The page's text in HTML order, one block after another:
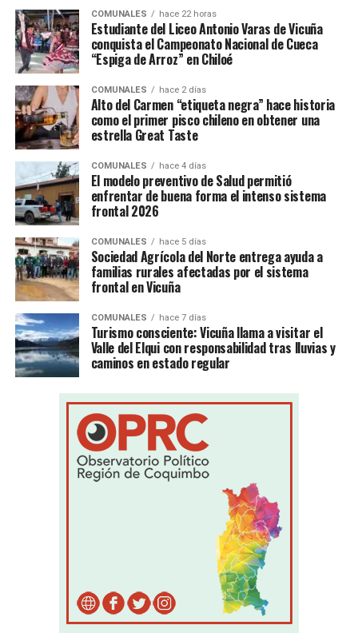
COMUNALES hace 22 horas
Estudiante del Liceo Antonio Varas de Vicuña
conquista el Campeonato Nacional de Cueca
“Espiga de Arroz” en Chiloé
COMUNALES hace 2 días
Alto del Carmen “etiqueta negra” hace historia
como el primer pisco chileno en obtener una
estrella Great Taste
COMUNALES hace 4 días
El modelo preventivo de Salud permitió
enfrentar de buena forma el intenso sistema
frontal 2026
COMUNALES hace 5 días
Sociedad Agrícola del Norte entrega ayuda a
familias rurales afectadas por el sistema
frontal en Vicuña
COMUNALES hace 7 días
Turismo consciente: Vicuña llama a visitar el
Valle del Elqui con responsabilidad tras lluvias y
caminos en estado regular